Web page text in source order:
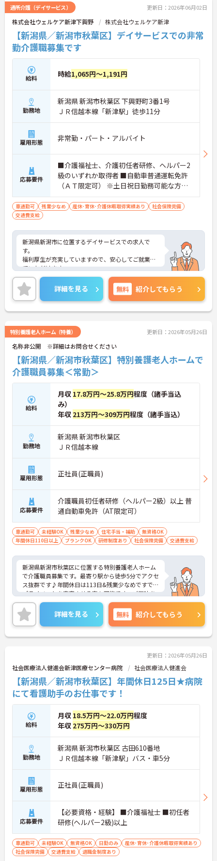
い！
通所介護（デイサービス） 更新日：2026年06月02日
株式会社ウェルケア新津下興野 株式会社ウェルケア新津
【新潟県／新潟市秋葉区】デイサービスでの非常
勤介護職募集です
給料 時給1,065円～1,191円
勤務地
新潟県 新潟市秋葉区 下興野町3番1号
ＪＲ信越本線「新津駅」徒歩11分
雇用形態 非常勤・パート・アルバイト
応募要件
■介護福祉士、介護初任者研修、ヘルパー2
級のいずれか取得者 ■自動車普通運転免許
（ＡＴ限定可） ※土日祝日勤務可能な方歓
迎、勤務日ご相談ください ※就業場所は本
人の希望を考慮のうえ決定します
車通勤可 残業少なめ 産休･育休･介護休暇取得実績あり
社会保険完備
交通費支給
新潟県新潟市に位置するデイサービスでの求人で
す。
福利厚生が充実していますので、安心してご就業し
ていただけます。
ご興味のある方は、お気軽にお問い合わせくださ
い。
詳細を見る 無料 紹介してもらう
特別養護老人ホーム（特養） 更新日：2026年05月26日
名称非公開 ※詳細はお問合せください
【新潟県／新潟市秋葉区】特別養護老人ホームで
介護職員募集＜常勤＞
給料
月収 17.8万円～25.8万円程度（諸手当込
み）
年収 213万円～309万円程度（諸手当込）
勤務地
新潟県 新潟市秋葉区
ＪＲ信越本線
雇用形態 正社員(正職員)
応募要件
介護職員初任者研修（ヘルパー2級）以上 普
通自動車免許（AT限定可）
車通勤可 未経験OK 残業少なめ 住宅手当・補助
無資格OK
年間休日110日以上
ブランクOK 研修制度あり 社会保険完備 交通費支給
新潟県新潟市秋葉区に位置する特別養護老人ホーム
で介護職員募集です。最寄り駅から徒歩5分でアクセ
ス抜群です♪年間休日は113日&残業少なめですでの
プライベートを充実させる事も可能です。ご興味あ
る方には面接対策ポイントなど、さらに詳しい詳細
をお話いたしますのでお気軽にご相談ください。
詳細を見る 無料 紹介してもらう
更新日：2026年05月26日
社会医療法人健進会新津医療センター病院 社会医療法人健進会
【新潟県／新潟市秋葉区】年間休日125日★病院
にて看護助手のお仕事です！
給料
月収 18.5万円～22.0万円程度
年収 275万円～330万円
勤務地
新潟県 新潟市秋葉区 古田610番地
ＪＲ信越本線「新津駅」バス・車5分
雇用形態 正社員(正職員)
応募要件
【必要資格・経験】 ■介護福祉士 ■初任者
研修(ヘルパー2級)以上
車通勤可 未経験OK 無資格OK 日勤のみ
産休･育休･介護休暇取得実績あり
社会保険完備
交通費支給 退職金制度あり